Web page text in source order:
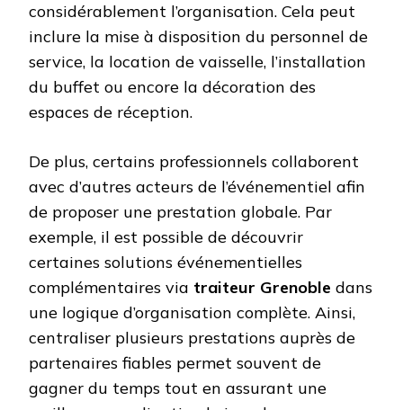
considérablement l’organisation. Cela peut
inclure la mise à disposition du personnel de
service, la location de vaisselle, l’installation
du buffet ou encore la décoration des
espaces de réception.
De plus, certains professionnels collaborent
avec d’autres acteurs de l’événementiel afin
de proposer une prestation globale. Par
exemple, il est possible de découvrir
certaines solutions événementielles
complémentaires via traiteur Grenoble dans
une logique d’organisation complète. Ainsi,
centraliser plusieurs prestations auprès de
partenaires fiables permet souvent de
gagner du temps tout en assurant une